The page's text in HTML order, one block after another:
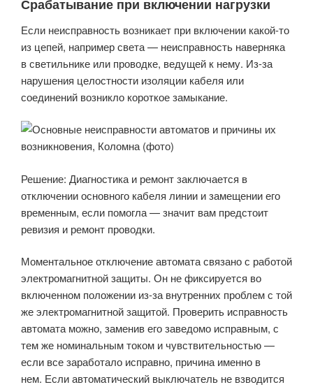
Срабатывание при включении нагрузки
Если неисправность возникает при включении какой-то
из цепей, например света — неисправность наверняка
в светильнике или проводке, ведущей к нему. Из-за
нарушения целостности изоляции кабеля или
соединений возникло короткое замыкание.
Решение: Диагностика и ремонт заключается в
отключении основного кабеля линии и замещении его
временным, если помогла — значит вам предстоит
ревизия и ремонт проводки.
Моментальное отключение автомата связано с работой
электромагнитной защиты. Он не фиксируется во
включенном положении из-за внутренних проблем с той
же электромагнитной защитой. Проверить исправность
автомата можно, заменив его заведомо исправным, с
тем же номинальным током и чувствительностью —
если все заработало исправно, причина именно в
нем. Если автоматический выключатель не взводится